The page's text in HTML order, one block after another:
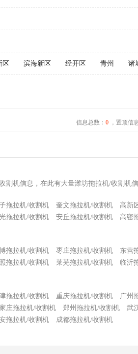
区 滨海新区 经开区 青州 诸
信息总数： 0，置顶信
割机信息，在此有大量潍坊拖拉机/收割机
拖拉机/收割机 奎文拖拉机/收割机 高新
拖拉机/收割机 安丘拖拉机/收割机 高密
拖拉机/收割机 枣庄拖拉机/收割机 东营
拖拉机/收割机 莱芜拖拉机/收割机 临沂
拖拉机/收割机 重庆拖拉机/收割机 广州
庄拖拉机/收割机 郑州拖拉机/收割机 武
拖拉机/收割机 成都拖拉机/收割机